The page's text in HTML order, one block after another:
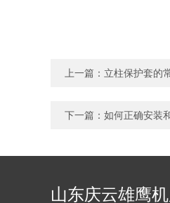
上一篇： 立柱保护套的
下一篇： 如何正确安装
山东庆云雄鹰